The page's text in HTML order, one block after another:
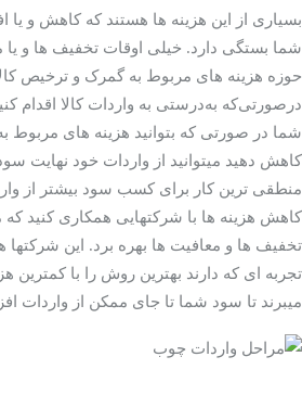
بسیاری از این هزینه­ ها هستند که کاهش و یا
شما بستگی دارد. خیلی اوقات تخفیف­ ها و
حوزه هزینه ­های مربوط به گمرک و ترخیص
درصورتی‌که به‌درستی به واردات کالا اقدام
شما در صورتی که بتوانید هزینه­ های مربوط
کاهش دهید می­توانید از واردات خود نهایت سود
منطقی­ ترین کار برای کسب سود بیشتر از
کاهش هزینه­ ها با شرکت­هایی همکاری کنید که
تخفیف ­ها و معافیت­ ها بهره برد. این شرکت­ها
تجربه­ ای که دارند بهترین روش را با کمترین
می­برند تا سود شما تا جای ممکن از واردات